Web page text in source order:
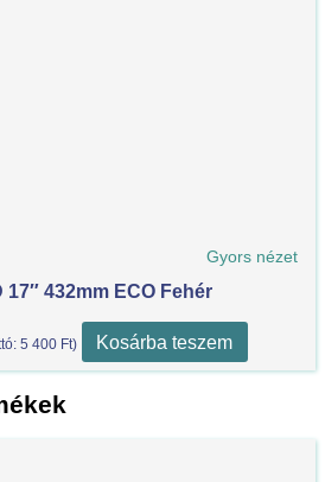
Gyors nézet
432mm ECO Fehér
5 400 Ft) Kosárba teszem